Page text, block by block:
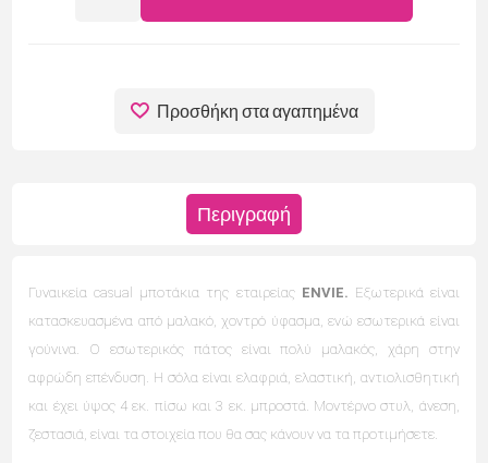
Προσθήκη στα αγαπημένα
Περιγραφή
Γυναικεία casual μποτάκια της εταιρείαςENVIE. Εξωτερικά είναι
κατασκευασμένα από μαλακό, χοντρό ύφασμα, ενώ εσωτερικά είναι
γούνινα. Ο εσωτερικός πάτος είναι πολύ μαλακός, χάρη στην
αφρώδη επένδυση. Η σόλα είναι ελαφριά, ελαστική, αντιολισθητική
και έχει ύψος 4 εκ. πίσω και 3 εκ. μπροστά. Μοντέρνο στυλ, άνεση,
ζεστασιά, είναι τα στοιχεία που θα σας κάνουν να τα προτιμήσετε.